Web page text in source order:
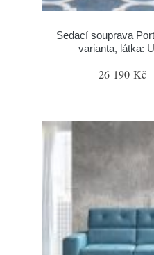
Sedací souprava
varianta, látka:
26 190 Kč